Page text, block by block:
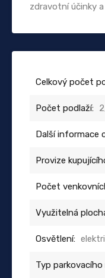
zdravotní účinky
Celkový počet
Počet podlaží:
Další informace
Provize
Počet
Využitelná
Osvětlení:
Typ